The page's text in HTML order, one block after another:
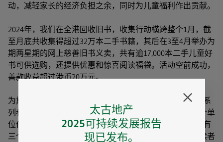
动，减轻家长的经济负担之余，同时为儿童福利作出贡献。
2024年，我们在全港回收旧书，收集行动横跨整个1月，截
至月底共收集得超过32万本二手书籍，其后在3至4月举办为
期两星期的网上慈善旧书义卖，共有逾17,000本二手儿童好
书可供选购，还提供优惠和惊喜阅读福袋。活动空前成功，
善款收益超过港币20万元。
为期八日的传统实体义卖活动在5月展开，同场并举行一系
列参与活动提倡阅读，包括「互动故事剧场」，邀请10个单
位伙伴在600个免费站点说故事，欢迎公众参与，此外并有
三个特别主题变装巡游，以童话故事为主题，启迪年幼读者
太古地产
2025可持续发展报告
现已发布。